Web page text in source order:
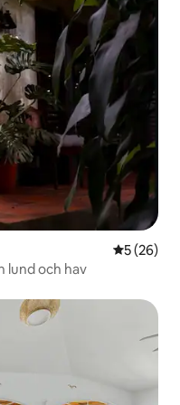
5 av 5 i
5 (26)
lund och hav